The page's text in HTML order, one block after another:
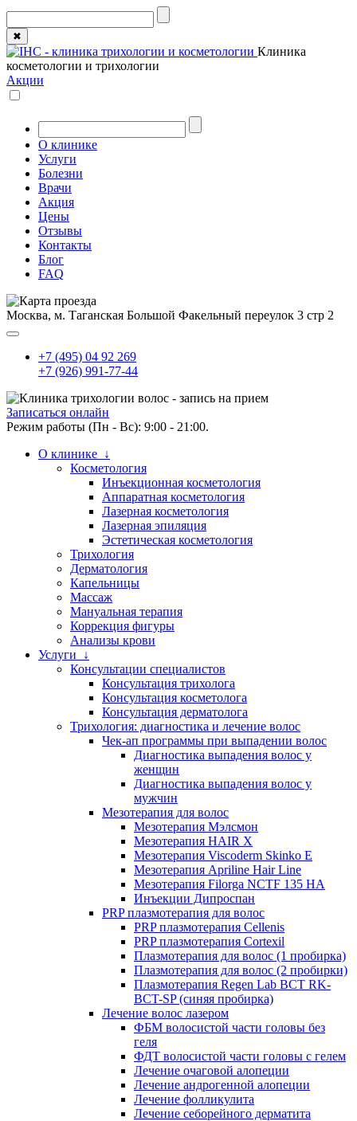
✖
Клиника
косметологии и трихологии
Акции
О клинике
Услуги
Болезни
Врачи
Акция
Цены
Отзывы
Контакты
Блог
FAQ
Москва, м. Таганская Большой Факельный переулок 3 стр 2
+7 (495) 04 92 269
+7 (926) 991-77-44
Записаться онлайн
Режим работы (Пн - Вс): 9:00 - 21:00.
О клинике ↓
Косметология
Инъекционная косметология
Аппаратная косметология
Лазерная косметология
Лазерная эпиляция
Эстетическая косметология
Трихология
Дерматология
Капельницы
Массаж
Мануальная терапия
Коррекция фигуры
Анализы крови
Услуги ↓
Консультации специалистов
Консультация трихолога
Консультация косметолога
Консультация дерматолога
Трихология: диагностика и лечение волос
Чек-ап программы при выпадении волос
Диагностика выпадения волос у
женщин
Диагностика выпадения волос у
мужчин
Мезотерапия для волос
Мезотерапия Мэлсмон
Мезотерапия HAIR X
Мезотерапия Viscoderm Skinko E
Мезотерапия Apriline Hair Line
Мезотерапия Filorga NCTF 135 HA
Инъекции Дипроспан
PRP плазмотерапия для волос
PRP плазмотерапия Cellenis
PRP плазмотерапия Cortexil
Плазмотерапия для волос (1 пробирка)
Плазмотерапия для волос (2 пробирки)
Плазмотерапия Regen Lab BCT RK-
BCT-SP (синяя пробирка)
Лечение волос лазером
ФБМ волосистой части головы без
геля
ФДТ волосистой части головы с гелем
Лечение очаговой алопеции
Лечение андрогенной алопеции
Лечение фолликулита
Лечение себорейного дерматита